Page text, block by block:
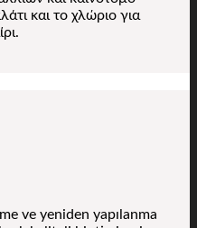
και το χλώριο για
ve yeniden yapılanma